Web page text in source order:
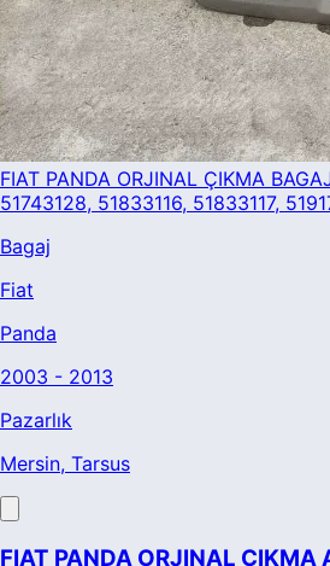
FIAT PANDA ORJINAL ÇIKMA
51743128, 51833116, 51833117,
Bagaj
Fiat
Panda
2003 - 2013
Pazarlık
Mersin, Tarsus
FIAT PANDA ORJINAL ÇIKMA